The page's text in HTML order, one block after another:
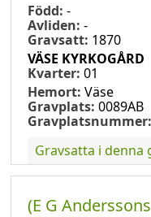
Född: -
Avliden: -
Gravsatt: 1870
VÄSE KYRKOGÅRD
Kvarter: 01
Hemort: Väse
Gravplats: 0089AB
Gravplatsnummer:
Gravsatta i denna
(E G